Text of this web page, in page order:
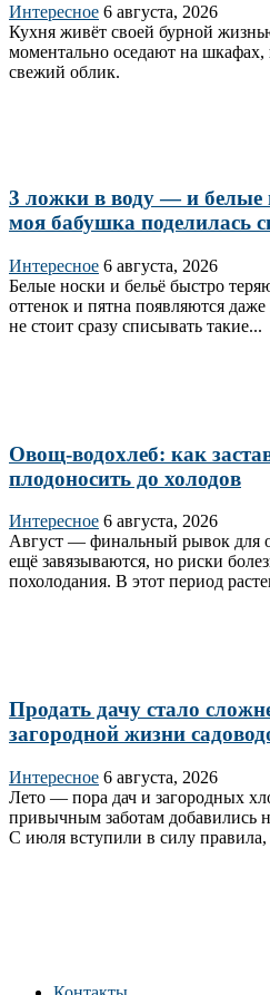
Интересное 6 августа, 2026
Кухня живёт своей бурной
моментально оседают на шкафах,
свежий облик.
3 ложки в воду — и
моя бабушка поделилась
Интересное 6 августа, 2026
Белые носки и бельё быстро
оттенок и пятна появляются
не стоит сразу списывать такие...
Овощ-водохлеб: как
плодоносить до холодов
Интересное 6 августа, 2026
Август — финальный рывок для
ещё завязываются, но риски
похолодания. В этот период
Продать дачу стало
загородной жизни
Интересное 6 августа, 2026
Лето — пора дач и загородных
привычным заботам добавились
С июля вступили в силу правила,